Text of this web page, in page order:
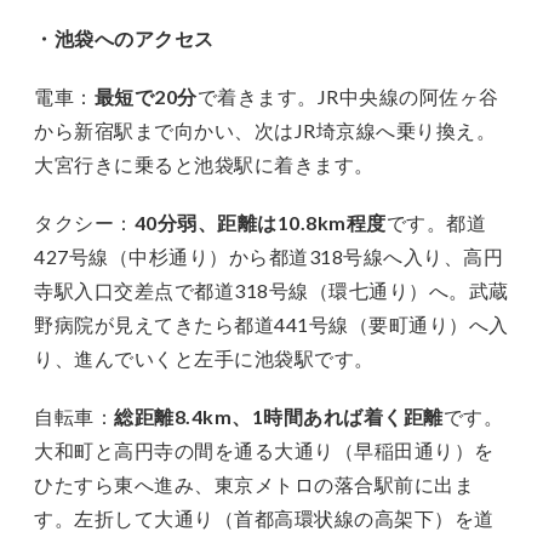
・池袋へのアクセス
電車： 最短で20分で着きます。JR中央線の阿佐ヶ谷
から新宿駅まで向かい、次はJR埼京線へ乗り換え。
大宮行きに乗ると池袋駅に着きます。
タクシー： 40分弱、距離は10.8km程度です。都道
427号線（中杉通り）から都道318号線へ入り、高円
寺駅入口交差点で都道318号線（環七通り）へ。武蔵
野病院が見えてきたら都道441号線（要町通り）へ入
り、進んでいくと左手に池袋駅です。
自転車： 総距離8.4km、1時間あれば着く距離です。
大和町と高円寺の間を通る大通り（早稲田通り）を
ひたすら東へ進み、東京メトロの落合駅前に出ま
す。左折して大通り（首都高環状線の高架下）を道